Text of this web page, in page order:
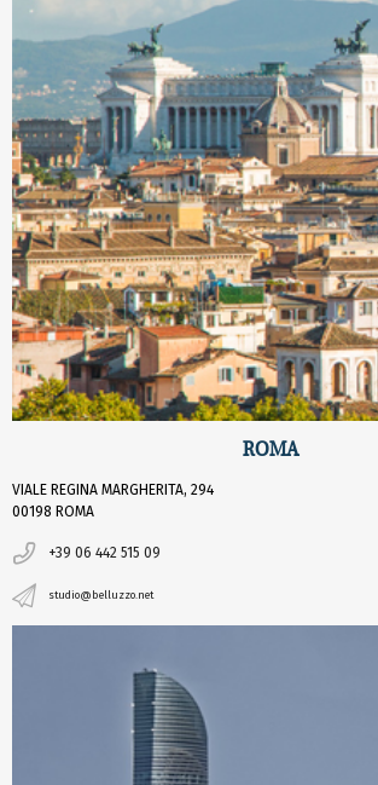
ROMA
VIALE REGINA MARGHERITA, 294
00198 ROMA
+39 06 442 515 09
studio@belluzzo.net